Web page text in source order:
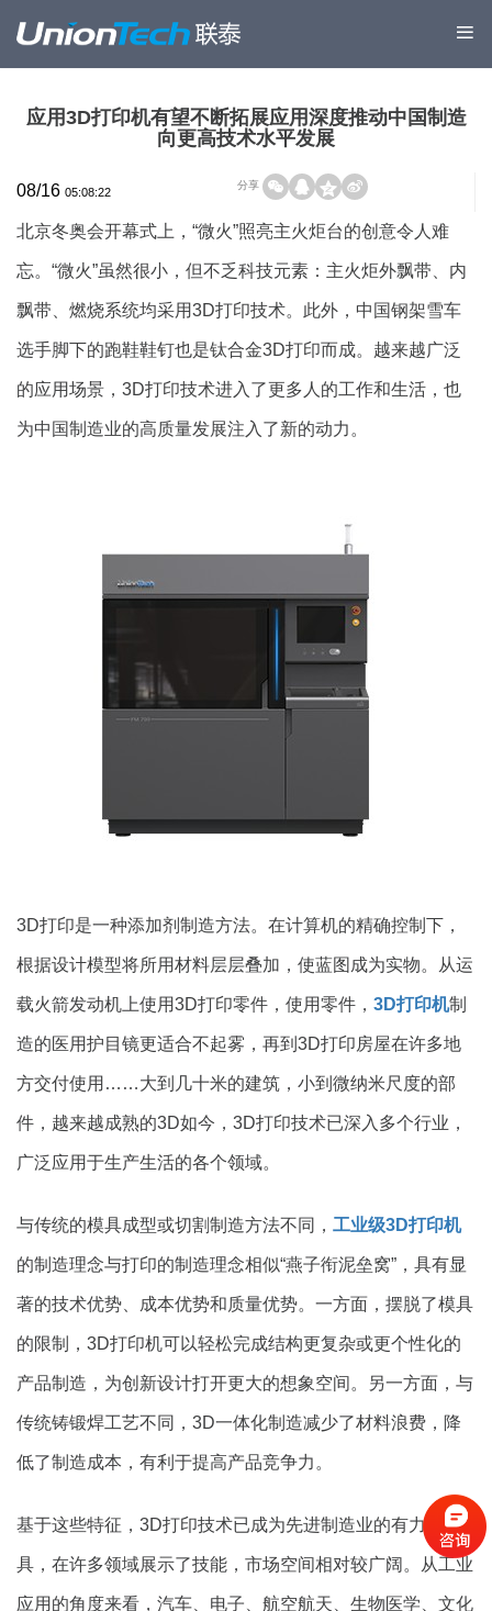
应用3D打印机有望不断拓展应用深度推动中国制造
向更高技术水平发展
08/16 05:08:22
分享
北京冬奥会开幕式上，“微火”照亮主火炬台的创意令人难
忘。“微火”虽然很小，但不乏科技元素：主火炬外飘带、内
飘带、燃烧系统均采用3D打印技术。此外，中国钢架雪车
选手脚下的跑鞋鞋钉也是钛合金3D打印而成。越来越广泛
的应用场景，3D打印技术进入了更多人的工作和生活，也
为中国制造业的高质量发展注入了新的动力。
3D打印是一种添加剂制造方法。在计算机的精确控制下，
根据设计模型将所用材料层层叠加，使蓝图成为实物。从运
载火箭发动机上使用3D打印零件，使用零件， 3D打印机制
造的医用护目镜更适合不起雾，再到3D打印房屋在许多地
方交付使用……大到几十米的建筑，小到微纳米尺度的部
件，越来越成熟的3D如今，3D打印技术已深入多个行业，
广泛应用于生产生活的各个领域。
与传统的模具成型或切割制造方法不同， 工业级3D打印机
的制造理念与打印的制造理念相似“燕子衔泥垒窝”，具有显
著的技术优势、成本优势和质量优势。一方面，摆脱了模具
的限制，3D打印机可以轻松完成结构更复杂或更个性化的
产品制造，为创新设计打开更大的想象空间。另一方面，与
传统铸锻焊工艺不同，3D一体化制造减少了材料浪费，降
低了制造成本，有利于提高产品竞争力。
基于这些特征，3D打印技术已成为先进制造业的有力工
具，在许多领域展示了技能，市场空间相对较广阔。从工业
应用的角度来看，汽车、电子、航空航天、生物医学、文化